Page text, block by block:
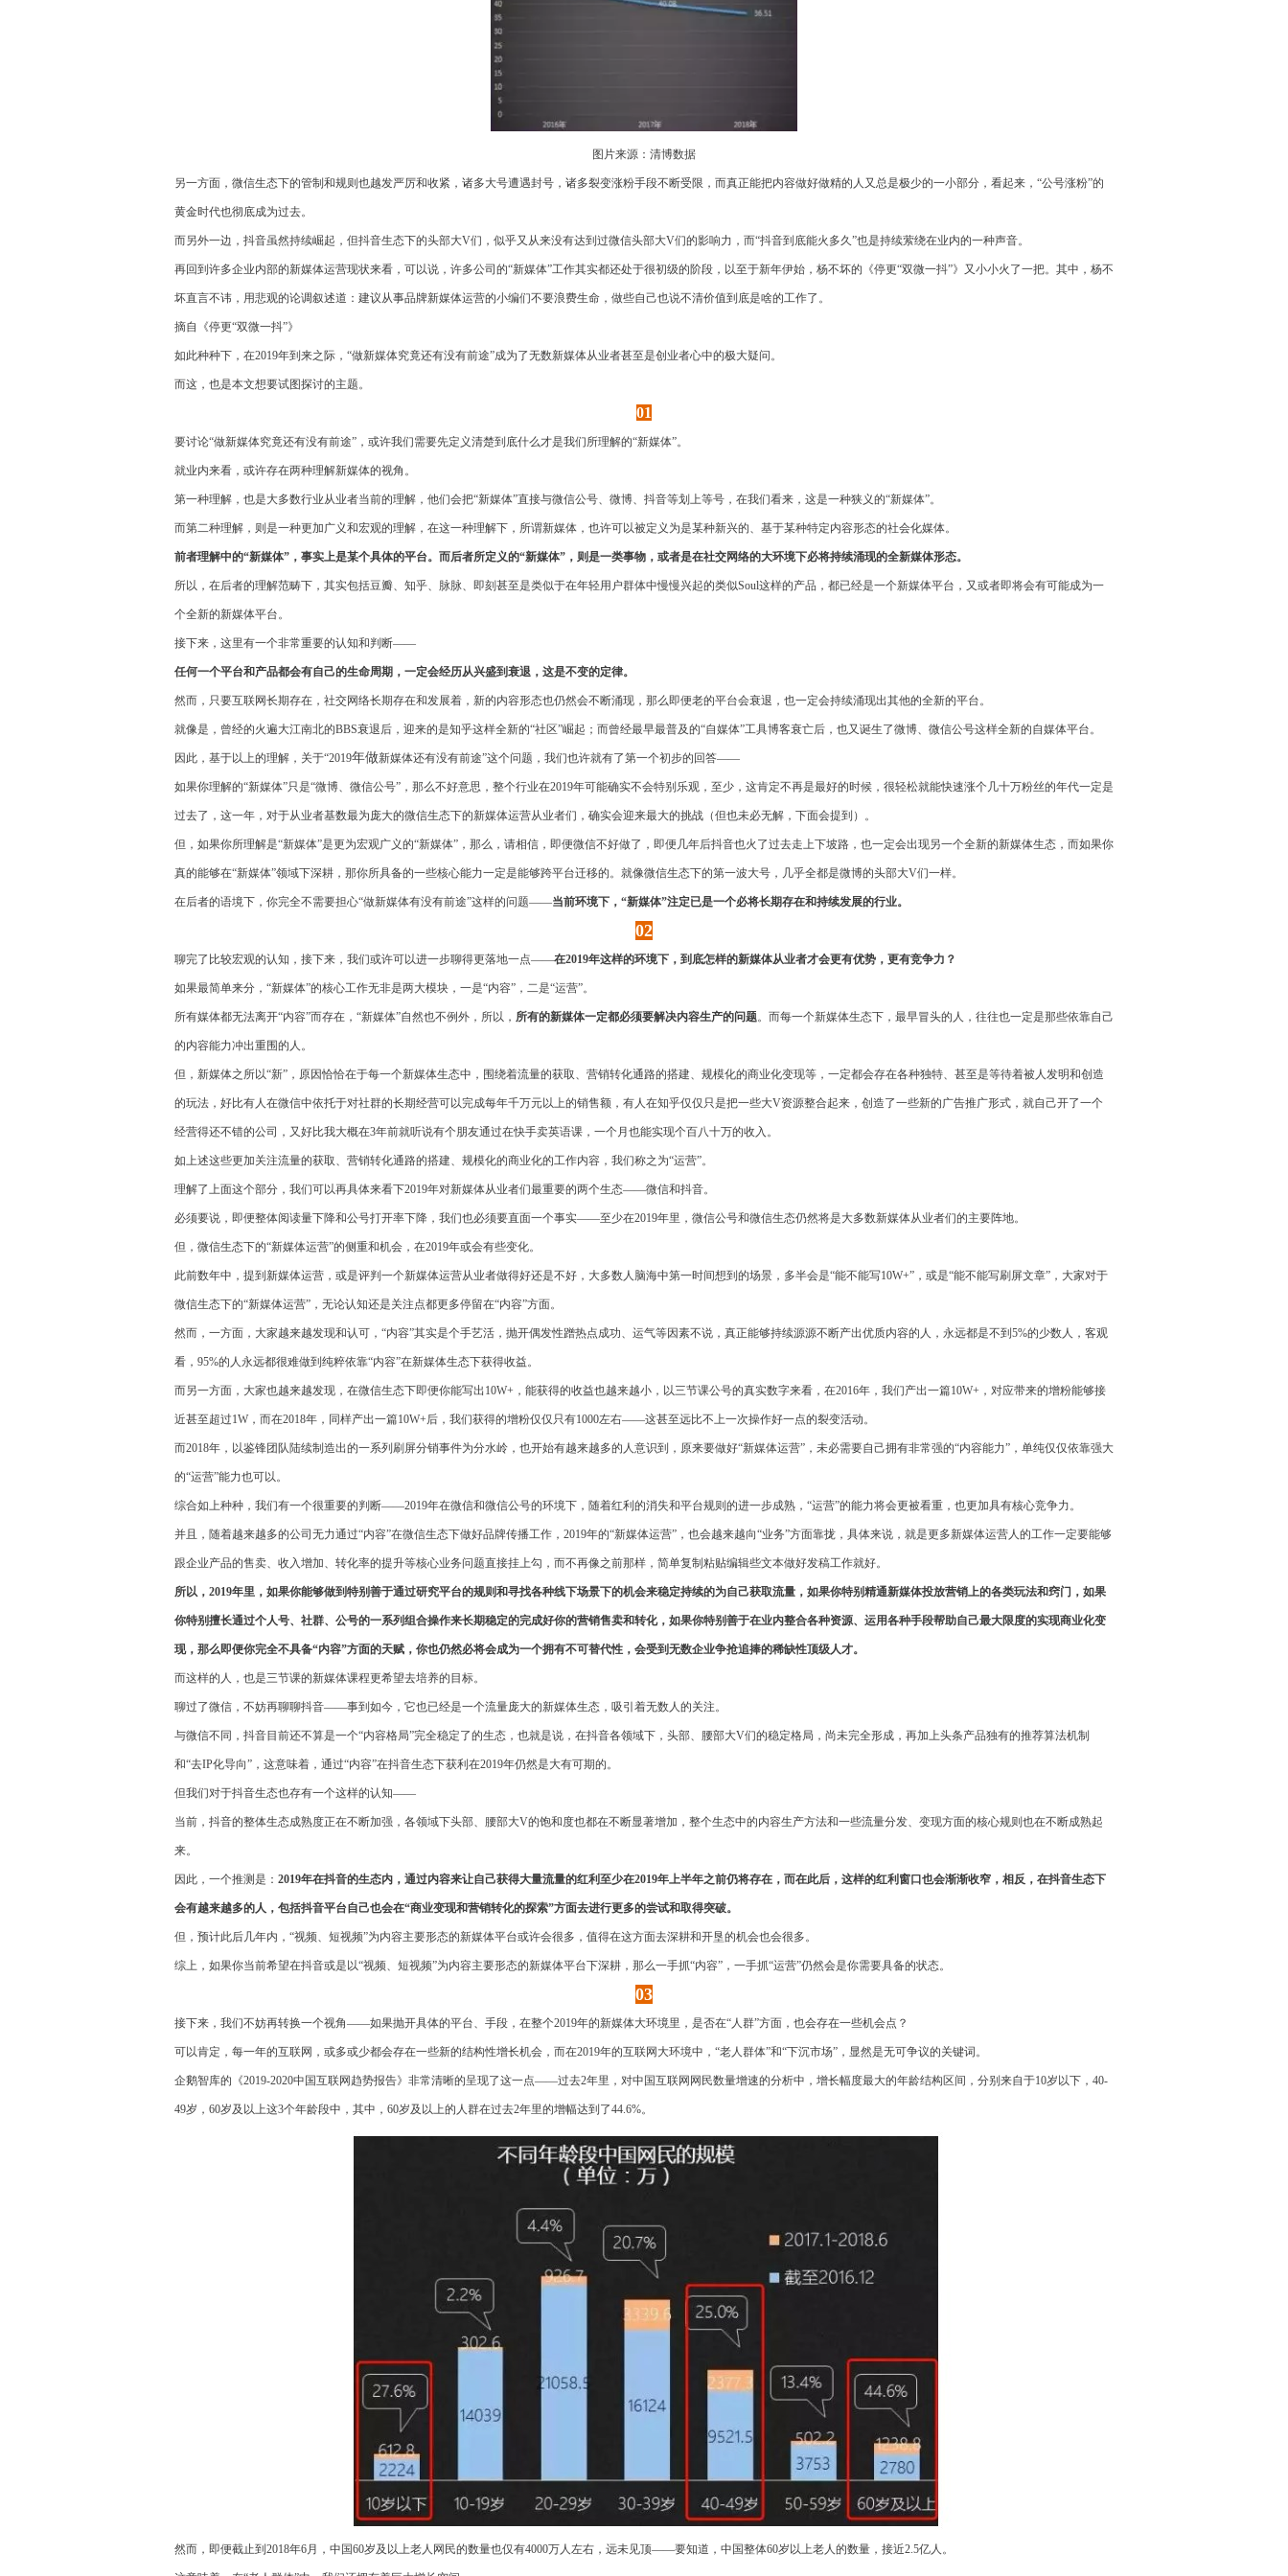
图片来源：清博数据
另一方面，微信生态下的管制和规则也越发严厉和收紧，诸多大号遭遇封号，诸多裂变涨粉手段不断受限，而真正能把内容做好做精的人又总是极少的一小部分，看起来，“公号涨粉”的
黄金时代也彻底成为过去。
而另外一边，抖音虽然持续崛起，但抖音生态下的头部大V们，似乎又从来没有达到过微信头部大V们的影响力，而“抖音到底能火多久”也是持续萦绕在业内的一种声音。
再回到许多企业内部的新媒体运营现状来看，可以说，许多公司的“新媒体”工作其实都还处于很初级的阶段，以至于新年伊始，杨不坏的《停更“双微一抖”》又小小火了一把。其中，杨不
坏直言不讳，用悲观的论调叙述道：建议从事品牌新媒体运营的小编们不要浪费生命，做些自己也说不清价值到底是啥的工作了。
摘自《停更“双微一抖”》
如此种种下，在2019年到来之际，“做新媒体究竟还有没有前途”成为了无数新媒体从业者甚至是创业者心中的极大疑问。
而这，也是本文想要试图探讨的主题。
01
要讨论“做新媒体究竟还有没有前途”，或许我们需要先定义清楚到底什么才是我们所理解的“新媒体”。
就业内来看，或许存在两种理解新媒体的视角。
第一种理解，也是大多数行业从业者当前的理解，他们会把“新媒体”直接与微信公号、微博、抖音等划上等号，在我们看来，这是一种狭义的“新媒体”。
而第二种理解，则是一种更加广义和宏观的理解，在这一种理解下，所谓新媒体，也许可以被定义为是某种新兴的、基于某种特定内容形态的社会化媒体。
前者理解中的“新媒体”，事实上是某个具体的平台。而后者所定义的“新媒体”，则是一类事物，或者是在社交网络的大环境下必将持续涌现的全新媒体形态。
所以，在后者的理解范畴下，其实包括豆瓣、知乎、脉脉、即刻甚至是类似于在年轻用户群体中慢慢兴起的类似Soul这样的产品，都已经是一个新媒体平台，又或者即将会有可能成为一
个全新的新媒体平台。
接下来，这里有一个非常重要的认知和判断——
任何一个平台和产品都会有自己的生命周期，一定会经历从兴盛到衰退，这是不变的定律。
然而，只要互联网长期存在，社交网络长期存在和发展着，新的内容形态也仍然会不断涌现，那么即便老的平台会衰退，也一定会持续涌现出其他的全新的平台。
就像是，曾经的火遍大江南北的BBS衰退后，迎来的是知乎这样全新的“社区”崛起；而曾经最早最普及的“自媒体”工具博客衰亡后，也又诞生了微博、微信公号这样全新的自媒体平台。
因此，基于以上的理解，关于“2019年做新媒体还有没有前途”这个问题，我们也许就有了第一个初步的回答——
如果你理解的“新媒体”只是“微博、微信公号”，那么不好意思，整个行业在2019年可能确实不会特别乐观，至少，这肯定不再是最好的时候，很轻松就能快速涨个几十万粉丝的年代一定是
过去了，这一年，对于从业者基数最为庞大的微信生态下的新媒体运营从业者们，确实会迎来最大的挑战（但也未必无解，下面会提到）。
但，如果你所理解是“新媒体”是更为宏观广义的“新媒体”，那么，请相信，即便微信不好做了，即便几年后抖音也火了过去走上下坡路，也一定会出现另一个全新的新媒体生态，而如果你
真的能够在“新媒体”领域下深耕，那你所具备的一些核心能力一定是能够跨平台迁移的。就像微信生态下的第一波大号，几乎全都是微博的头部大V们一样。
在后者的语境下，你完全不需要担心“做新媒体有没有前途”这样的问题——当前环境下，“新媒体”注定已是一个必将长期存在和持续发展的行业。
02
聊完了比较宏观的认知，接下来，我们或许可以进一步聊得更落地一点——在2019年这样的环境下，到底怎样的新媒体从业者才会更有优势，更有竞争力？
如果最简单来分，“新媒体”的核心工作无非是两大模块，一是“内容”，二是“运营”。
所有媒体都无法离开“内容”而存在，“新媒体”自然也不例外，所以， 所有的新媒体一定都必须要解决内容生产的问题。而每一个新媒体生态下，最早冒头的人，往往也一定是那些依靠自己
的内容能力冲出重围的人。
但，新媒体之所以“新”，原因恰恰在于每一个新媒体生态中，围绕着流量的获取、营销转化通路的搭建、规模化的商业化变现等，一定都会存在各种独特、甚至是等待着被人发明和创造
的玩法，好比有人在微信中依托于对社群的长期经营可以完成每年千万元以上的销售额，有人在知乎仅仅只是把一些大V资源整合起来，创造了一些新的广告推广形式，就自己开了一个
经营得还不错的公司，又好比我大概在3年前就听说有个朋友通过在快手卖英语课，一个月也能实现个百八十万的收入。
如上述这些更加关注流量的获取、营销转化通路的搭建、规模化的商业化的工作内容，我们称之为“运营”。
理解了上面这个部分，我们可以再具体来看下2019年对新媒体从业者们最重要的两个生态——微信和抖音。
必须要说，即便整体阅读量下降和公号打开率下降，我们也必须要直面一个事实——至少在2019年里，微信公号和微信生态仍然将是大多数新媒体从业者们的主要阵地。
但，微信生态下的“新媒体运营”的侧重和机会，在2019年或会有些变化。
此前数年中，提到新媒体运营，或是评判一个新媒体运营从业者做得好还是不好，大多数人脑海中第一时间想到的场景，多半会是“能不能写10W+”，或是“能不能写刷屏文章”，大家对于
微信生态下的“新媒体运营”，无论认知还是关注点都更多停留在“内容”方面。
然而，一方面，大家越来越发现和认可，“内容”其实是个手艺活，抛开偶发性蹭热点成功、运气等因素不说，真正能够持续源源不断产出优质内容的人，永远都是不到5%的少数人，客观
看，95%的人永远都很难做到纯粹依靠“内容”在新媒体生态下获得收益。
而另一方面，大家也越来越发现，在微信生态下即便你能写出10W+，能获得的收益也越来越小，以三节课公号的真实数字来看，在2016年，我们产出一篇10W+，对应带来的增粉能够接
近甚至超过1W，而在2018年，同样产出一篇10W+后，我们获得的增粉仅仅只有1000左右——这甚至远比不上一次操作好一点的裂变活动。
而2018年，以鉴锋团队陆续制造出的一系列刷屏分销事件为分水岭，也开始有越来越多的人意识到，原来要做好“新媒体运营”，未必需要自己拥有非常强的“内容能力”，单纯仅仅依靠强大
的“运营”能力也可以。
综合如上种种，我们有一个很重要的判断——2019年在微信和微信公号的环境下，随着红利的消失和平台规则的进一步成熟，“运营”的能力将会更被看重，也更加具有核心竞争力。
并且，随着越来越多的公司无力通过“内容”在微信生态下做好品牌传播工作，2019年的“新媒体运营”，也会越来越向“业务”方面靠拢，具体来说，就是更多新媒体运营人的工作一定要能够
跟企业产品的售卖、收入增加、转化率的提升等核心业务问题直接挂上勾，而不再像之前那样，简单复制粘贴编辑些文本做好发稿工作就好。
所以，2019年里，如果你能够做到特别善于通过研究平台的规则和寻找各种线下场景下的机会来稳定持续的为自己获取流量，如果你特别精通新媒体投放营销上的各类玩法和窍门，如果
你特别擅长通过个人号、社群、公号的一系列组合操作来长期稳定的完成好你的营销售卖和转化，如果你特别善于在业内整合各种资源、运用各种手段帮助自己最大限度的实现商业化变
现，那么即便你完全不具备“内容”方面的天赋，你也仍然必将会成为一个拥有不可替代性，会受到无数企业争抢追捧的稀缺性顶级人才。
而这样的人，也是三节课的新媒体课程更希望去培养的目标。
聊过了微信，不妨再聊聊抖音——事到如今，它也已经是一个流量庞大的新媒体生态，吸引着无数人的关注。
与微信不同，抖音目前还不算是一个“内容格局”完全稳定了的生态，也就是说，在抖音各领域下，头部、腰部大V们的稳定格局，尚未完全形成，再加上头条产品独有的推荐算法机制
和“去IP化导向”，这意味着，通过“内容”在抖音生态下获利在2019年仍然是大有可期的。
但我们对于抖音生态也存有一个这样的认知——
当前，抖音的整体生态成熟度正在不断加强，各领域下头部、腰部大V的饱和度也都在不断显著增加，整个生态中的内容生产方法和一些流量分发、变现方面的核心规则也在不断成熟起
来。
因此，一个推测是： 2019年在抖音的生态内，通过内容来让自己获得大量流量的红利至少在2019年上半年之前仍将存在，而在此后，这样的红利窗口也会渐渐收窄，相反，在抖音生态下
会有越来越多的人，包括抖音平台自己也会在“商业变现和营销转化的探索”方面去进行更多的尝试和取得突破。
但，预计此后几年内，“视频、短视频”为内容主要形态的新媒体平台或许会很多，值得在这方面去深耕和开垦的机会也会很多。
综上，如果你当前希望在抖音或是以“视频、短视频”为内容主要形态的新媒体平台下深耕，那么一手抓“内容”，一手抓“运营”仍然会是你需要具备的状态。
03
接下来，我们不妨再转换一个视角——如果抛开具体的平台、手段，在整个2019年的新媒体大环境里，是否在“人群”方面，也会存在一些机会点？
可以肯定，每一年的互联网，或多或少都会存在一些新的结构性增长机会，而在2019年的互联网大环境中，“老人群体”和“下沉市场”，显然是无可争议的关键词。
企鹅智库的《2019-2020中国互联网趋势报告》非常清晰的呈现了这一点——过去2年里，对中国互联网网民数量增速的分析中，增长幅度最大的年龄结构区间，分别来自于10岁以下，40-
49岁，60岁及以上这3个年龄段中，其中，60岁及以上的人群在过去2年里的增幅达到了44.6%。
然而，即便截止到2018年6月，中国60岁及以上老人网民的数量也仅有4000万人左右，远未见顶——要知道，中国整体60岁以上老人的数量，接近2.5亿人。